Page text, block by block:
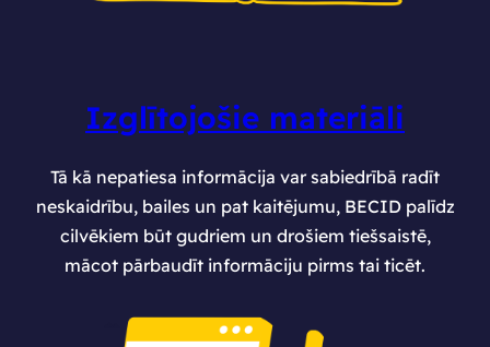
Izglītojošie materiāli
Tā kā nepatiesa informācija var sabiedrībā radīt
neskaidrību, bailes un pat kaitējumu, BECID palīdz
cilvēkiem būt gudriem un drošiem tiešsaistē,
mācot pārbaudīt informāciju pirms tai ticēt.